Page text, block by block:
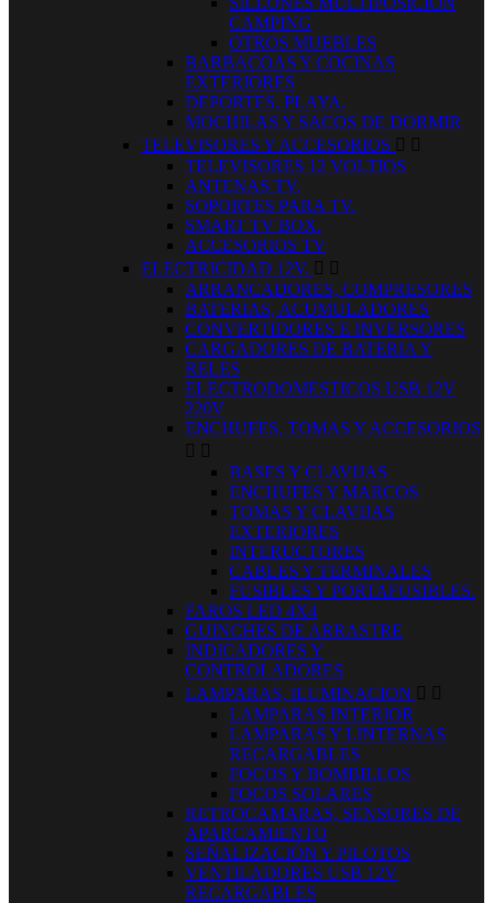
CAMPING
OTROS MUEBLES
BARBACOAS Y COCINAS
EXTERIORES
DEPORTES, PLAYA.
MOCHILAS Y SACOS DE DORMIR
TELEVISORES Y ACCESORIOS  
TELEVISORES 12 VOLTIOS
ANTENAS TV.
SOPORTES PARA TV.
SMART TV BOX.
ACCESORIOS TV
ELECTRICIDAD 12V.  
ARRANCADORES, COMPRESORES
BATERIAS, ACUMULADORES
CONVERTIDORES E INVERSORES
CARGADORES DE BATERIA Y
RELES
ELECTRODOMESTICOS USB 12V
220V
ENCHUFES, TOMAS Y ACCESORIOS
 
BASES Y CLAVIJAS
ENCHUFES Y MARCOS
TOMAS Y CLAVIJAS
EXTERIORES
INTERUCTORES
CABLES Y TERMINALES
FUSIBLES Y PORTAFUSIBLES.
FAROS LED 4X4
GUINCHES DE ARRASTRE
INDICADORES Y
CONTROLADORES
LAMPARAS, ILUMINACION  
LAMPARAS INTERIOR
LAMPARAS Y LINTERNAS
RECARGABLES
FOCOS Y BOMBILLOS
FOCOS SOLARES
RETROCAMARAS, SENSORES DE
APARCAMIENTO
SEÑALIZACIÓN Y PILOTOS
VENTILADORES USB 12V
RECARGABLES